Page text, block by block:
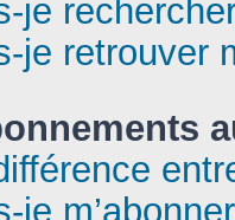
je
je retrouver
je